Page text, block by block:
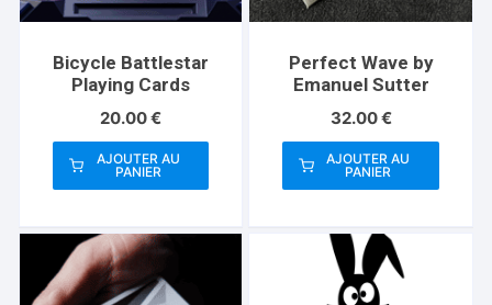
Bicycle Battlestar
Playing Cards
20.00€
AJOUTER AU
PANIER
Perfect Wave by
Emanuel Sutter
32.00€
AJOUTER AU
PANIER